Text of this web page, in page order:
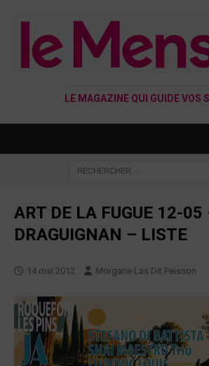
LE MAGAZINE QUI GUIDE VOS
ART DE LA FUGUE 12-05
DRAGUIGNAN – LISTE
14 mai 2012 Morgane Las Dit Peisson